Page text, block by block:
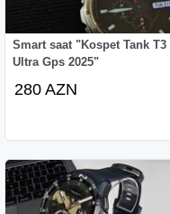
Smart saat "Kospet Tank T3
Ultra Gps 2025"
280 AZN